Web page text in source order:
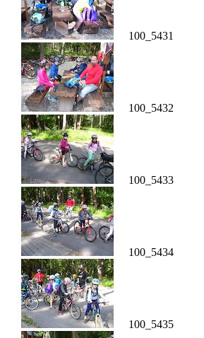
100_5431
100_5432
100_5433
100_5434
100_5435